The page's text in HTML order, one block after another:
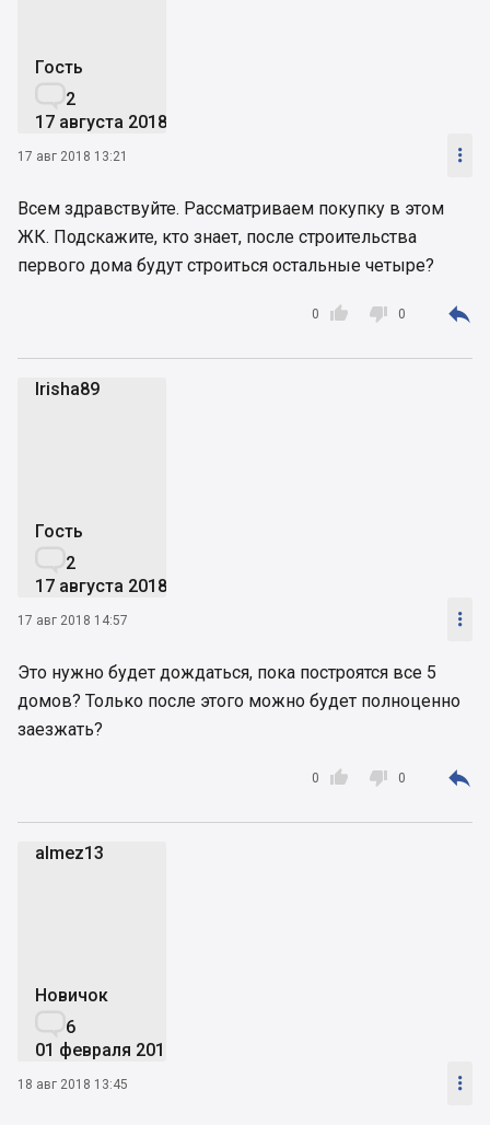
Гость
2
17 августа 2018
17 авг 2018 13:21 
Всем здравствуйте. Рассматриваем покупку в этом
ЖК. Подскажите, кто знает, после строительства
первого дома будут строиться остальные четыре?

0  0 
Irisha89
Гость
2
17 августа 2018
17 авг 2018 14:57 
Это нужно будет дождаться, пока построятся все 5
домов? Только после этого можно будет полноценно
заезжать?

0  0 
almez13
Новичок
6
01 февраля 2016
18 авг 2018 13:45 